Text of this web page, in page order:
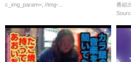
c_img_param=; //img-...
番組